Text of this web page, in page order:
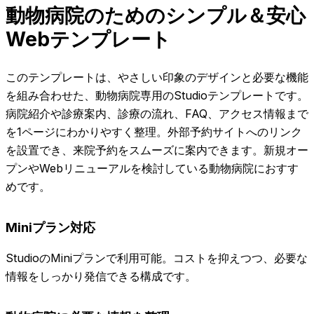
動物病院のためのシンプル＆安心
Webテンプレート
このテンプレートは、やさしい印象のデザインと必要な機能
を組み合わせた、動物病院専用のStudioテンプレートです。
病院紹介や診療案内、診療の流れ、FAQ、アクセス情報まで
を1ページにわかりやすく整理。外部予約サイトへのリンク
を設置でき、来院予約をスムーズに案内できます。新規オー
プンやWebリニューアルを検討している動物病院におすす
めです。
Miniプラン対応
StudioのMiniプランで利用可能。コストを抑えつつ、必要な
情報をしっかり発信できる構成です。